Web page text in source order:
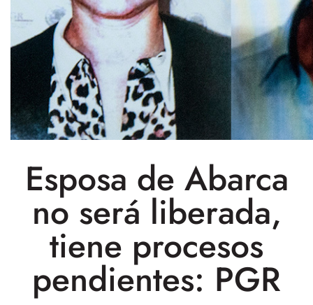
Esposa de Abarca
no será liberada,
tiene procesos
pendientes: PGR